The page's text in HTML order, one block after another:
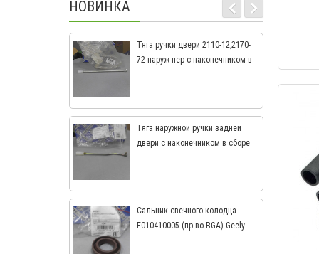
НОВИНКА
Тяга ручки двери 2110-12,2170-
72 наруж пер с наконечником в
Тяга наружной ручки задней
двери с наконечником в сборе
Сальник свечного колодца
E010410005 (пр-во BGA) Geely